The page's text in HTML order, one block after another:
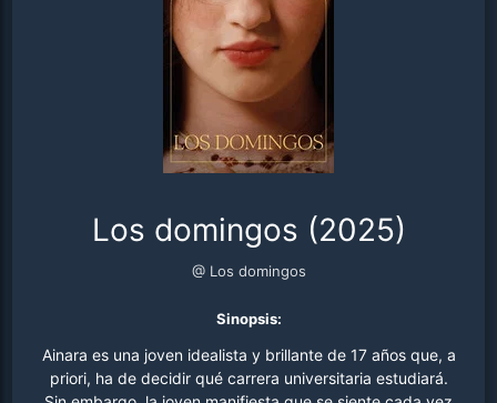
Los domingos (2025)
@ Los domingos
Sinopsis:
Ainara es una joven idealista y brillante de 17 años que, a
priori, ha de decidir qué carrera universitaria estudiará.